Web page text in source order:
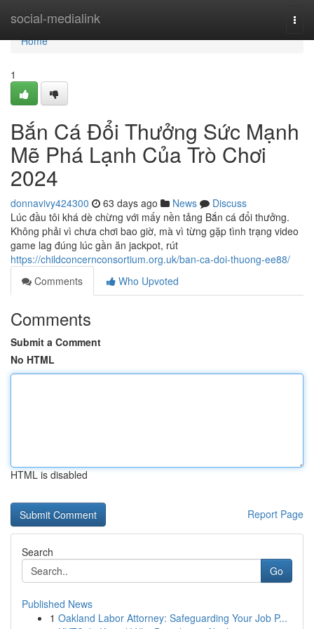
social-medialink
Home
Home
1
Bắn Cá Đổi Thưởng Sức Mạnh
Mẽ Phá Lạnh Của Trò Chơi
2024
donnavivy424300 63 days ago News
Discuss
Lúc đầu tôi khá dè chừng với mấy nền tảng Bắn cá đổi thưởng.
Không phải vì chưa chơi bao giờ, mà vì từng gặp tình trạng video
game lag đúng lúc gần ăn jackpot, rút
https://childconcernconsortium.org.uk/ban-ca-doi-thuong-ee88/
Comments
Who Upvoted
Comments
Submit a Comment
No HTML
HTML is disabled
Report Page
Search
Go
Published News
1 Oakland Labor Attorney: Safeguarding Your Job P...